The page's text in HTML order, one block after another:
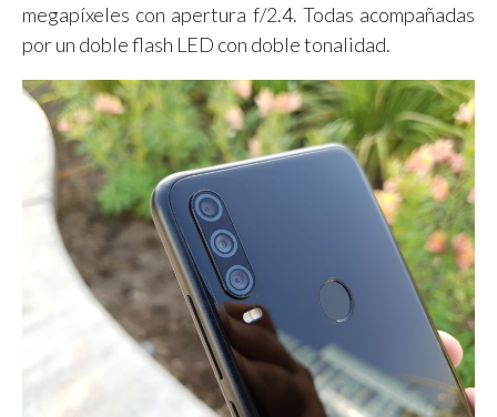
megapíxeles con apertura f/2.4. Todas acompañadas
por un doble flash LED con doble tonalidad.